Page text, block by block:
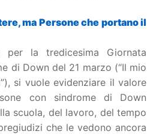
ma Persone che portano il
la tredicesima Giornata
di Down del 21 marzo (“Il mio
si vuole evidenziare il valore
con sindrome di Down
scuola, del lavoro, del tempo
che le vedono ancora